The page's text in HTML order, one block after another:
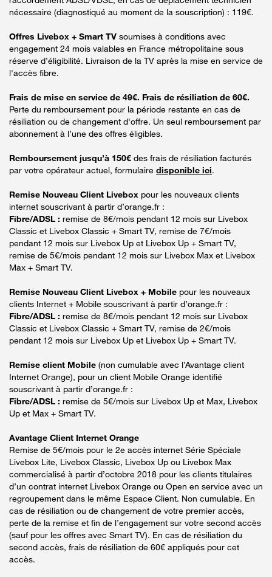
nécessaire (diagnostiqué au moment de la souscription) : 119€.
Offres Livebox + Smart TV soumises à conditions avec
engagement 24 mois valables en France métropolitaine sous
réserve d’éligibilité. Livraison de la TV après la mise en service de
l'accès fibre.
Frais de mise en service de 49€. Frais de résiliation de 60€.
Perte du remboursement pour la période restante en cas de
résiliation ou de changement d'offre. Un seul remboursement par
abonnement à l’une des offres éligibles.
Remboursement jusqu’à 150€ des frais de résiliation facturés
par votre opérateur actuel, formulaire disponible ici.
Remise Nouveau Client Livebox pour les nouveaux clients
internet souscrivant à partir d’orange.fr :
Fibre/ADSL : remise de 8€/mois pendant 12 mois sur Livebox
Classic et Livebox Classic + Smart TV, remise de 7€/mois
pendant 12 mois sur Livebox Up et Livebox Up + Smart TV,
remise de 5€/mois pendant 12 mois sur Livebox Max et Livebox
Max + Smart TV.
Remise Nouveau Client Livebox + Mobile pour les nouveaux
clients Internet + Mobile souscrivant à partir d’orange.fr :
Fibre/ADSL : remise de 8€/mois pendant 12 mois sur Livebox
Classic et Livebox Classic + Smart TV, remise de 2€/mois
pendant 12 mois sur Livebox Up et Livebox Up + Smart TV.
Remise client Mobile (non cumulable avec l’Avantage client
Internet Orange), pour un client Mobile Orange identifié
souscrivant à partir d’orange.fr :
Fibre/ADSL : remise de 5€/mois sur Livebox Up et Max, Livebox
Up et Max + Smart TV.
Avantage Client Internet Orange
Remise de 5€/mois pour le 2e accès internet Série Spéciale
Livebox Lite, Livebox Classic, Livebox Up ou Livebox Max
commercialisé à partir d’octobre 2018 pour les clients titulaires
d’un contrat internet Livebox Orange ou Open en service avec un
regroupement dans le même Espace Client. Non cumulable. En
cas de résiliation ou de changement de votre premier accès,
perte de la remise et fin de l’engagement sur votre second accès
(sauf pour les offres avec Smart TV). En cas de résiliation du
second accès, frais de résiliation de 60€ appliqués pour cet
accès.